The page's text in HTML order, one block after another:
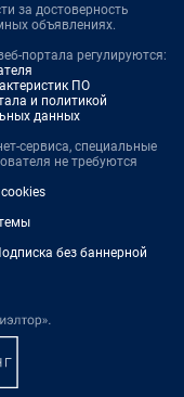
за достоверность
объявлениях.
портала регулируются:
ПО
и политикой
данных
сервиса, специальные
не требуются
без баннерной